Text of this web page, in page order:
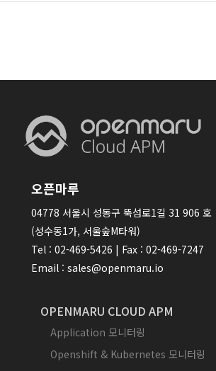
오픈마루
04778 서울시 성동구 뚝섬로1길 31 906 호
(성수동1가, 서울숲M타워)
Tel : 02-469-5426 | Fax : 02-469-7247
Email : sales@openmaru.io
OPENMARU CLOUD APM
Application 모니터링
Openshift & Kubernetes 모니터링